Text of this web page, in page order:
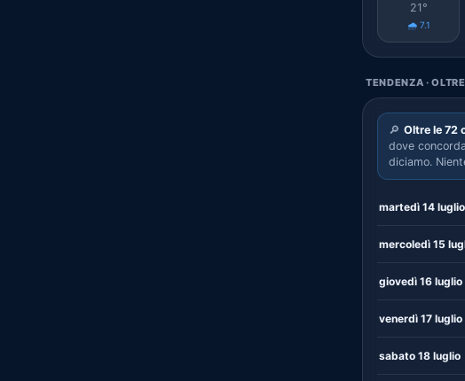
21°
🌧️ 7.1
TENDENZA ·
🔎 Oltre le 72
dove
diciamo.
martedì 14 luglio
mercoledì 15
giovedì 16 luglio
venerdì 17 luglio
sabato 18 luglio